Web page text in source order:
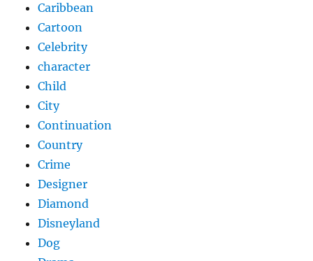
Caribbean
Cartoon
Celebrity
character
Child
City
Continuation
Country
Crime
Designer
Diamond
Disneyland
Dog